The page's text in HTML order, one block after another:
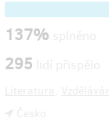
137%
295